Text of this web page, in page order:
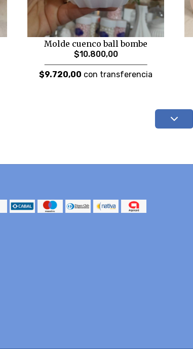
Molde cuenco ball bombe
$10.800,00
$9.720,00 con transferencia